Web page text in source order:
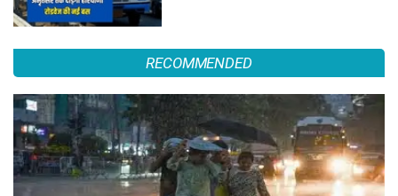
RECOMMENDED